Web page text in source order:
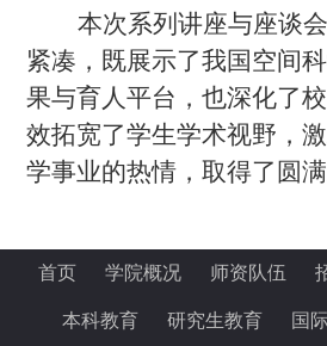
本次系列讲座与座谈会
紧凑，既展示了我国空间
果与育人平台，也深化了
效拓宽了学生学术视野，
学事业的热情，取得了圆满
首页 学院概况 师资队伍
本科教育 研究生教育 国